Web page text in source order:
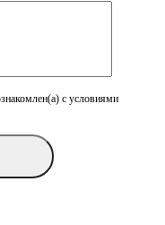
полный 4WD
пружинная,
макферсон, со
с условиями